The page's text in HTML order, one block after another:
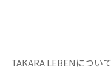
TAKARA LEBENについて